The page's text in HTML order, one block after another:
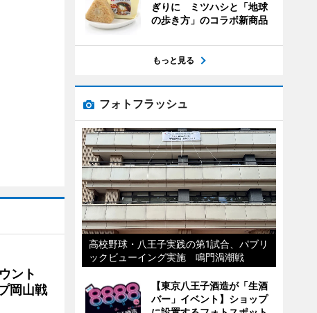
ント
岡山戦
ぎりに ミツハシと「地球
の歩き方」のコラボ新商品
もっと見る
フォトフラッシュ
高校野球・八王子実践の第1試合、パブリ
ックビューイング実施 鳴門渦潮戦
【東京八王子酒造が「生酒
バー」イベント】ショップ